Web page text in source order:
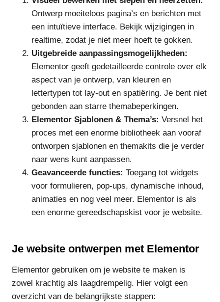
Ontwerp moeiteloos pagina’s en berichten met
een intuïtieve interface. Bekijk wijzigingen in
realtime, zodat je niet meer hoeft te gokken.
Uitgebreide aanpassingsmogelijkheden:
Elementor geeft gedetailleerde controle over elk
aspect van je ontwerp, van kleuren en
lettertypen tot lay-out en spatiëring. Je bent niet
gebonden aan starre themabeperkingen.
Elementor Sjablonen & Thema’s: Versnel het
proces met een enorme bibliotheek aan vooraf
ontworpen sjablonen en themakits die je verder
naar wens kunt aanpassen.
Geavanceerde functies: Toegang tot widgets
voor formulieren, pop-ups, dynamische inhoud,
animaties en nog veel meer. Elementor is als
een enorme gereedschapskist voor je website.
Je website ontwerpen met Elementor
Elementor gebruiken om je website te maken is
zowel krachtig als laagdrempelig. Hier volgt een
overzicht van de belangrijkste stappen: